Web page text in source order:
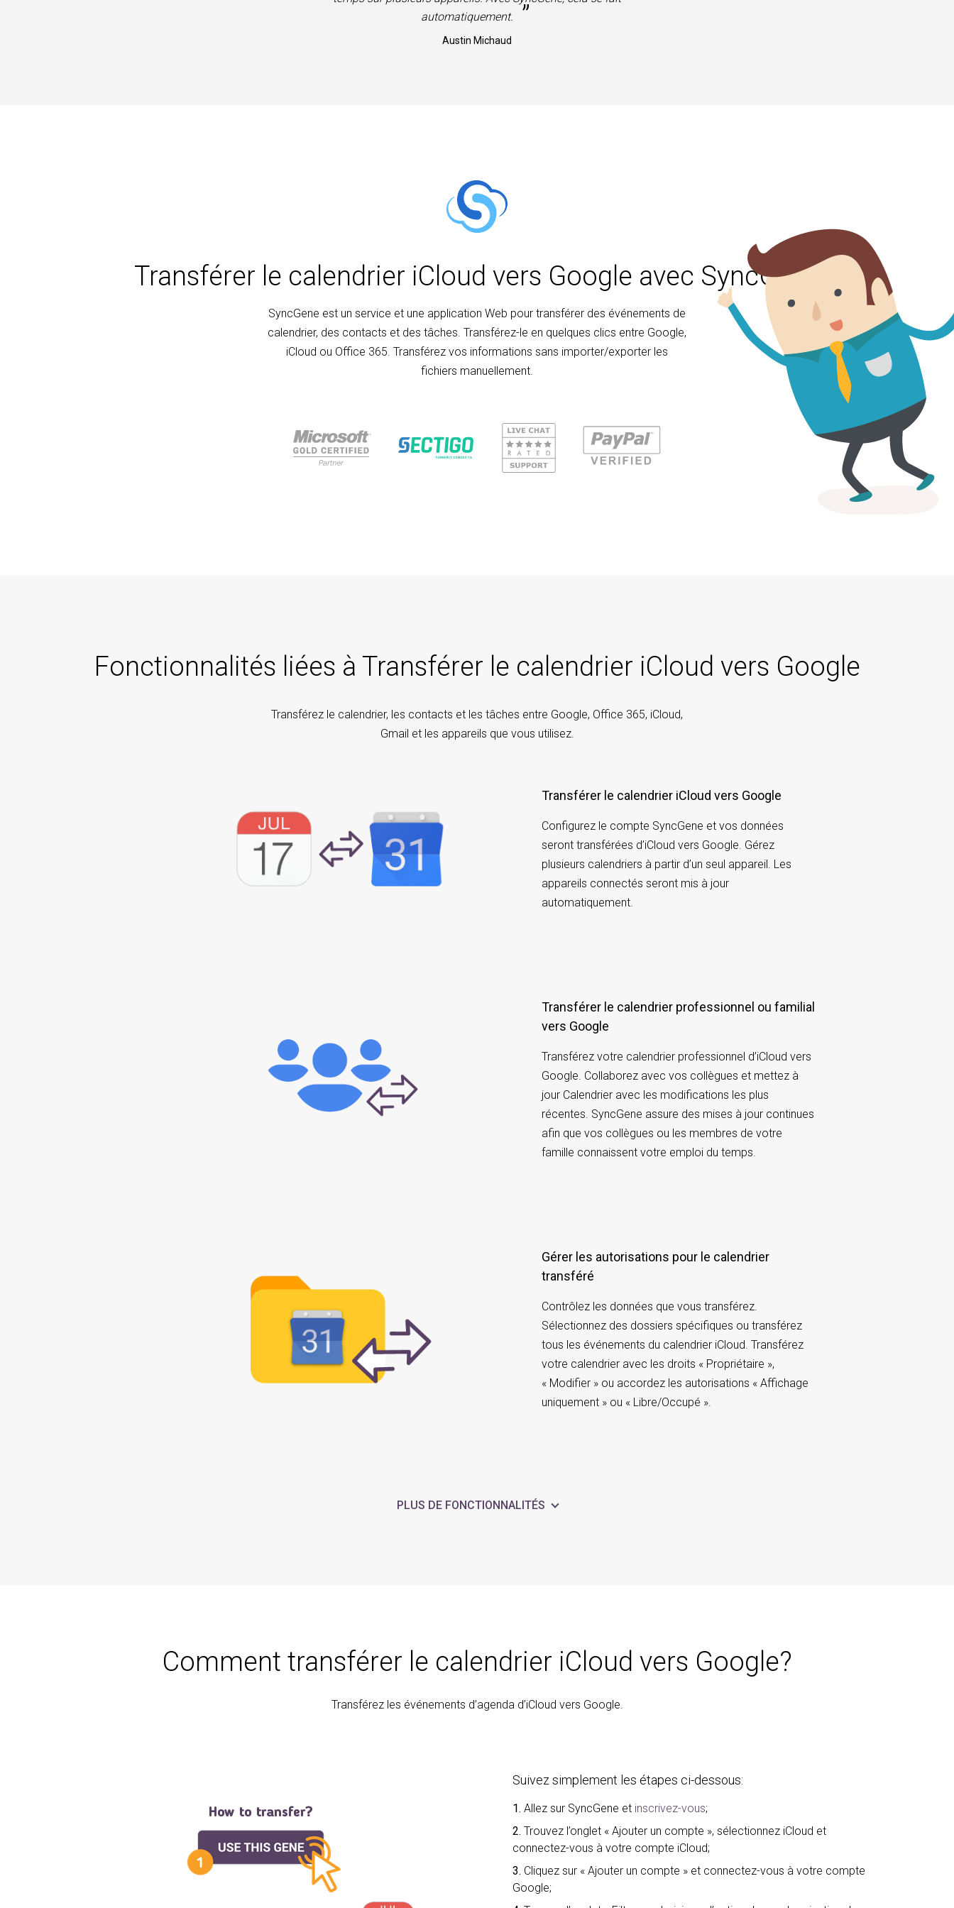
automatiquement.
”
Austin Michaud
Transférer le calendrier iCloud vers Google avec SyncGene
SyncGene est un service et une application Web pour transférer des événements de
calendrier, des contacts et des tâches. Transférez-le en quelques clics entre Google,
iCloud ou Office 365. Transférez vos informations sans importer/exporter les
fichiers manuellement.
Fonctionnalités liées à Transférer le calendrier iCloud vers Google
Transférez le calendrier, les contacts et les tâches entre Google, Office 365, iCloud,
Gmail et les appareils que vous utilisez.
Transférer le calendrier iCloud vers Google
Configurez le compte SyncGene et vos données
seront transférées d’iCloud vers Google. Gérez
plusieurs calendriers à partir d’un seul appareil. Les
appareils connectés seront mis à jour
automatiquement.
Transférer le calendrier professionnel ou familial
vers Google
Transférez votre calendrier professionnel d’iCloud vers
Google. Collaborez avec vos collègues et mettez à
jour Calendrier avec les modifications les plus
récentes. SyncGene assure des mises à jour continues
afin que vos collègues ou les membres de votre
famille connaissent votre emploi du temps.
Gérer les autorisations pour le calendrier
transféré
Contrôlez les données que vous transférez.
Sélectionnez des dossiers spécifiques ou transférez
tous les événements du calendrier iCloud. Transférez
votre calendrier avec les droits « Propriétaire »,
« Modifier » ou accordez les autorisations « Affichage
uniquement » ou « Libre/Occupé ».
PLUS DE FONCTIONNALITÉS
Comment transférer le calendrier iCloud vers Google?
Transférez les événements d’agenda d’iCloud vers Google.
Suivez simplement les étapes ci-dessous:
1. Allez sur SyncGene et inscrivez-vous;
2. Trouvez l’onglet « Ajouter un compte », sélectionnez iCloud et
connectez-vous à votre compte iCloud;
3. Cliquez sur « Ajouter un compte » et connectez-vous à votre compte
Google;